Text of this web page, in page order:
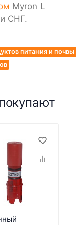
Myron L
СНГ.
питания и почвы